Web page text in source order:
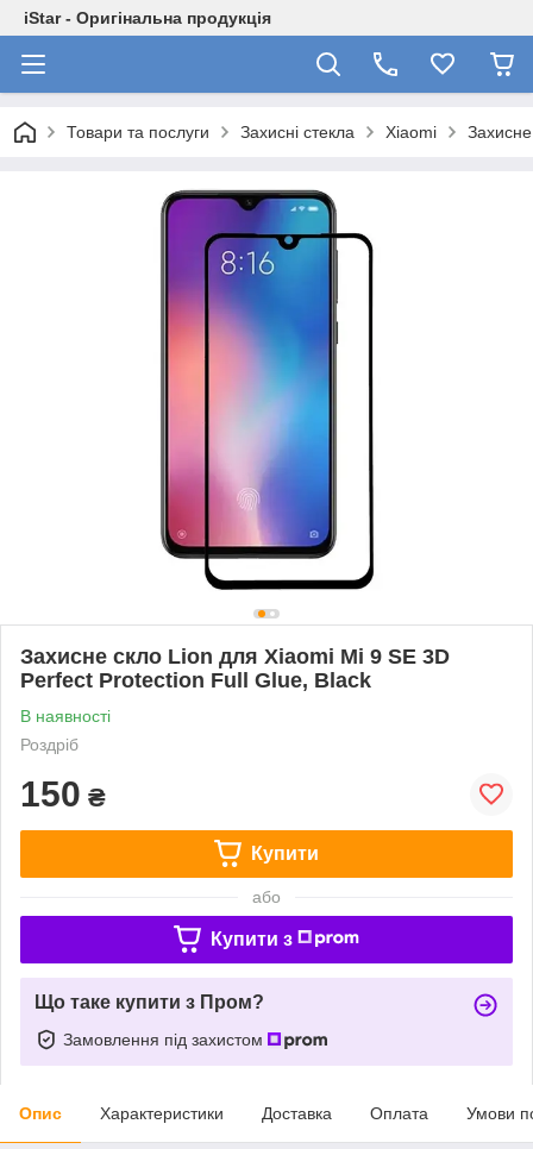
iStar - Оригінальна продукція
Товари та послуги Захисні стекла Xiaomi
Захисне скло Lion для Xiaomi Mi 9 SE 3D
Perfect Protection Full Glue, Black
В наявності
Роздріб
150 ₴
Купити
або
Купити з
Що таке купити з Пром?
Замовлення під захистом
Опис Характеристики Доставка Оплата Умови